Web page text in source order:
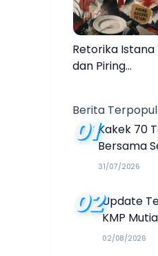
Menyaksikan
Semarak
Kalender Event
2026
Retorika Istana
dan Piring
Berita
01Kakek 70
Bersama
Hotel
31/07/2026
02Update
KMP
02/08/2026